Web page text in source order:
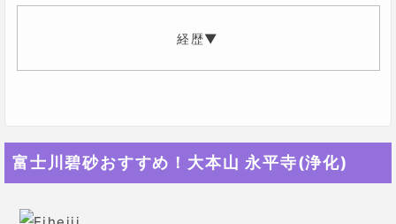
ィアでも活躍中。
祖母がイタコだった為、自身が臨死体験したことを機
パワースポットへ行く開運ツアーも企画している。
富士川碧砂おすすめ！大本山 永平寺(浄化)